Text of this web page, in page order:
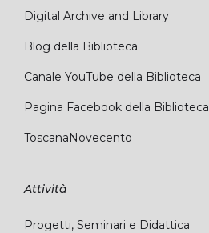
Digital Archive and Library
Blog della Biblioteca
Canale YouTube della Biblioteca
Pagina Facebook della Biblioteca
ToscanaNovecento
Attività
Progetti, Seminari e Didattica